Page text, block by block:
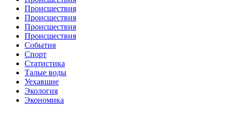
Происшествия
Происшествия
Происшествия
Происшествия
События
Спорт
Статистика
Талые воды
Уехавшие
Экология
Экономика